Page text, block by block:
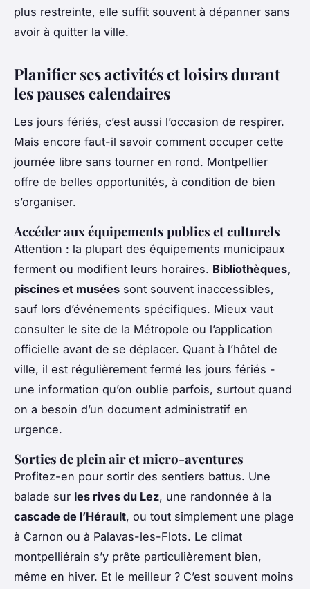
plus restreinte, elle suffit souvent à dépanner sans
avoir à quitter la ville.
Planifier ses activités et loisirs durant
les pauses calendaires
Les jours fériés, c’est aussi l’occasion de respirer.
Mais encore faut-il savoir comment occuper cette
journée libre sans tourner en rond. Montpellier
offre de belles opportunités, à condition de bien
s’organiser.
Accéder aux équipements publics et culturels
Attention : la plupart des équipements municipaux
ferment ou modifient leurs horaires. Bibliothèques,
piscines et musées sont souvent inaccessibles,
sauf lors d’événements spécifiques. Mieux vaut
consulter le site de la Métropole ou l’application
officielle avant de se déplacer. Quant à l’hôtel de
ville, il est régulièrement fermé les jours fériés -
une information qu’on oublie parfois, surtout quand
on a besoin d’un document administratif en
urgence.
Sorties de plein air et micro-aventures
Profitez-en pour sortir des sentiers battus. Une
balade sur les rives du Lez, une randonnée à la
cascade de l’Hérault, ou tout simplement une plage
à Carnon ou à Palavas-les-Flots. Le climat
montpelliérain s’y prête particulièrement bien,
même en hiver. Et le meilleur ? C’est souvent moins